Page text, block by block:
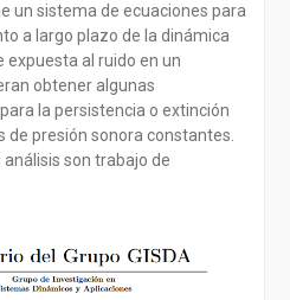
un sistema de ecuaciones para
a largo plazo de la dinámica
expuesta al ruido en un
obtener algunas
la persistencia o extinción
de presión sonora constantes.
análisis son trabajo de